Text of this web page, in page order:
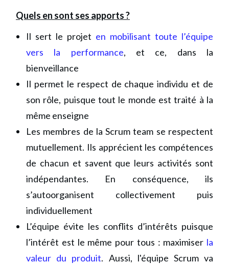
Quels en sont ses apports ?
Il sert le projet en mobilisant toute l’équipe
vers la performance, et ce, dans la
bienveillance
Il permet le respect de chaque individu et de
son rôle, puisque tout le monde est traité à la
même enseigne
Les membres de la Scrum team se respectent
mutuellement. Ils apprécient les compétences
de chacun et savent que leurs activités sont
indépendantes. En conséquence, ils
s’autoorganisent collectivement puis
individuellement
L’équipe évite les conflits d’intérêts puisque
l’intérêt est le même pour tous : maximiser la
valeur du produit. Aussi, l'équipe Scrum va